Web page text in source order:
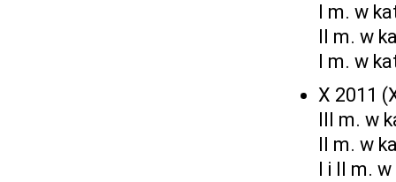
I m. w
II m. w
I m. w
X 2011
III m. w
II m. w
I i II m.